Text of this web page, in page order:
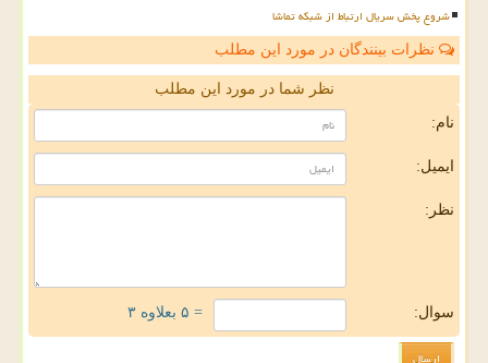
شروع پخش سریال ارتباط از شبکه تماشا
نظرات بینندگان در مورد این مطلب
نظر شما در مورد این مطلب
نام:
ایمیل:
نظر:
سوال: = ۵ بعلاوه ۳